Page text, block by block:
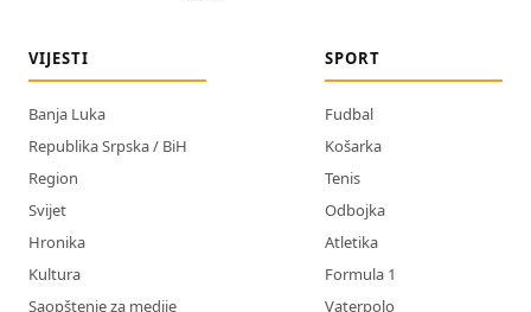
VIJESTI
Banja Luka
Republika Srpska / BiH
Region
Svijet
Hronika
Kultura
Saopštenje za medije
SPORT
Fudbal
Košarka
Tenis
Odbojka
Atletika
Formula 1
Vaterpolo